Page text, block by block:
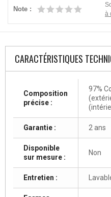
Note :
à
CARACTÉRISTIQUES
Composition
précise :
97%
Garantie : 2 ans
Disponible
sur mesure :
Non
Entretien :